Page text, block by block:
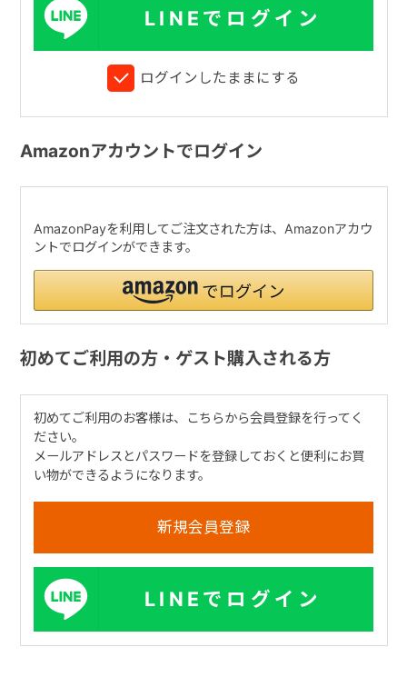
LINEでログイン
ログインしたままにする
Amazonアカウントでログイン
AmazonPayを利用してご注文された方は、Amazonアカウ
ントでログインができます。
初めてご利用の方・ゲスト購入される方
初めてご利用のお客様は、こちらから会員登録を行ってく
ださい。
メールアドレスとパスワードを登録しておくと便利にお買
い物ができるようになります。
LINEでログイン